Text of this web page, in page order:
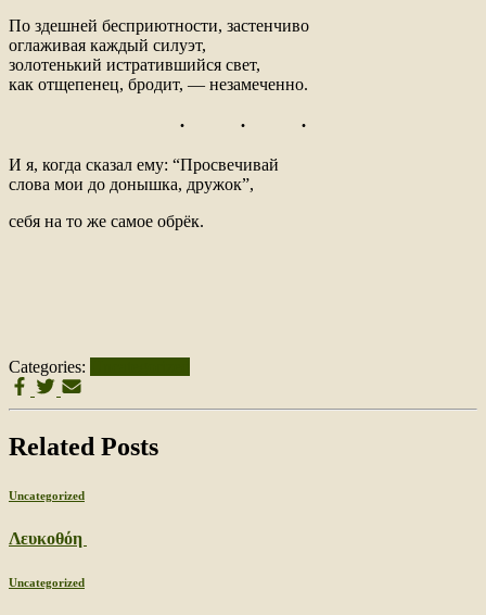
По здешней бесприютности, застенчиво
оглаживая каждый силуэт,
золотенький истратившийся свет,
как отщепенец, бродит, — незамеченно.
И я, когда сказал ему: “Просвечивай
слова мои до донышка, дружок”,
себя на то же самое обрёк.
Categories:
Related Posts
Uncategorized
Λευκοθόη
Uncategorized